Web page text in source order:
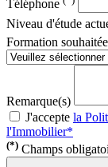
Téléphone
Niveau d'étude
Formation souhaitée
Remarque(s)
J'accepte la
l'Immobilier*
(*) Champs